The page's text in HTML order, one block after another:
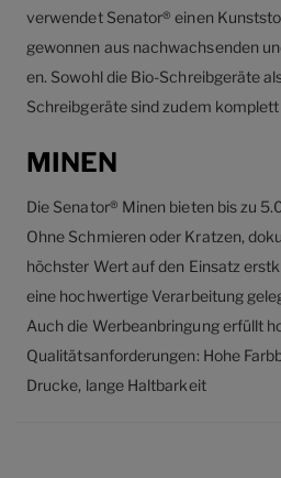
verwendet Senator® einen
gewonnen aus nachwachsenden
en. Sowohl die Bio-Schreibgeräte
Schreibgeräte sind zudem
MINEN
Die Senator® Minen bieten bis zu
Ohne Schmieren oder Kratzen,
höchster Wert auf den Einsatz
eine hochwertige Verarbeitung
Auch die Werbeanbringung erfüllt
Qualitätsanforderungen: Hohe
Drucke, lange Haltbarkeit